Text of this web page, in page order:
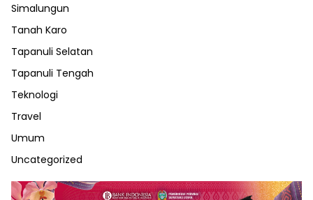
Simalungun
Tanah Karo
Tapanuli Selatan
Tapanuli Tengah
Teknologi
Travel
Umum
Uncategorized